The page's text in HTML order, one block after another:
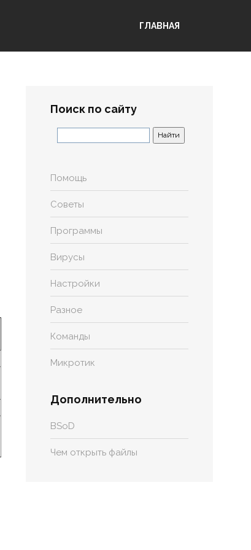
ГЛАВНАЯ
Поиск по сайту
Помощь
Советы
Программы
Вирусы
Настройки
Разное
Команды
Микротик
Дополнительно
BSoD
Чем открыть файлы